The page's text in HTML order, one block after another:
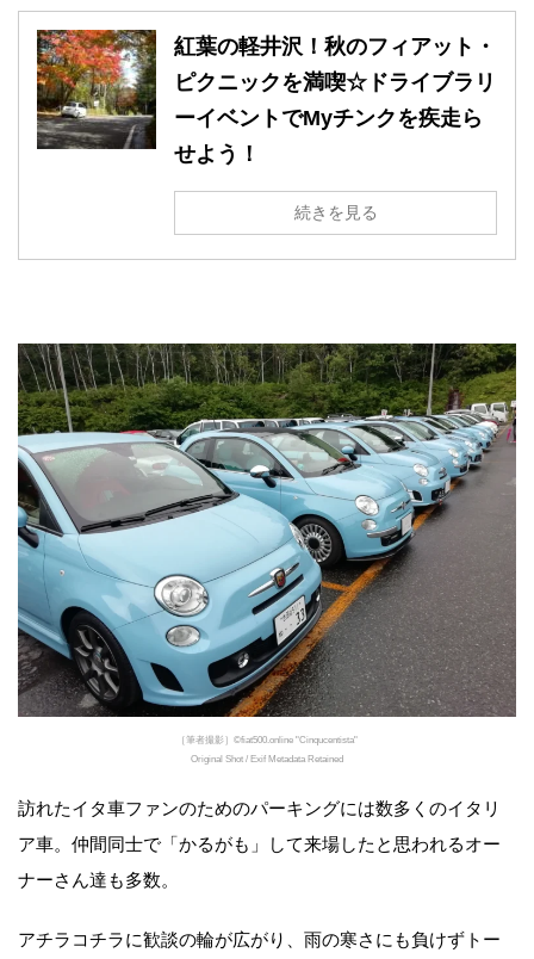
紅葉の軽井沢！秋のフィアット・
ピクニックを満喫☆ドライブラリ
ーイベントでMyチンクを疾走ら
せよう！
続きを見る
［筆者撮影］©fiat500.online "Cinqucentista"
Original Shot / Exif Metadata Retained
訪れたイタ車ファンのためのパーキングには数多くのイタリ
ア車。仲間同士で「かるがも」して来場したと思われるオー
ナーさん達も多数。
アチラコチラに歓談の輪が広がり、雨の寒さにも負けずトー